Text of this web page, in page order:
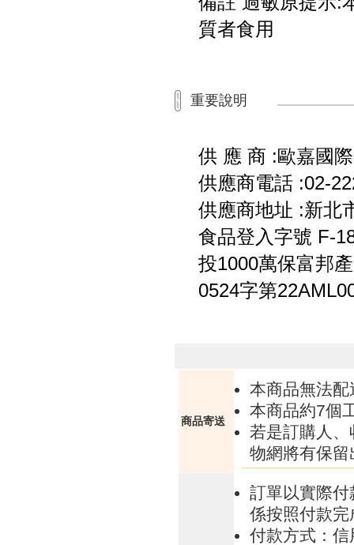
質者食用
重要說明
供 應 商 :歐嘉國
供應商電話 :02-
供應商地址 :新北
食品登入字號 F-
投1000萬保富邦
0524字第
商品寄送
本商品無法配
本商品約7個
若是訂購人
物網將有保
訂單以實際
係按照付款
付款方式：